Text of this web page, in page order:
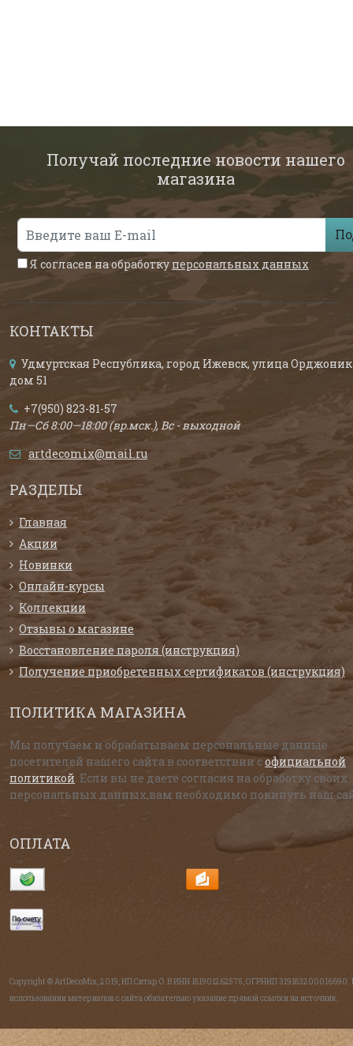
Получай последние новости нашего
магазина
Я согласен на обработку персональных данных
КОНТАКТЫ
Удмуртская Республика, город Ижевск, улица
дом 51
+7(950) 823-81-57
Пн—Сб 8:00—18:00 (вр.мск.), Вс - выходной
artdecomix@mail.ru
РАЗДЕЛЫ
Главная
Акции
Новинки
Онлайн-курсы
Коллекции
Отзывы о магазине
Восстановление пароля (инструкция)
Получение приобретенных сертификатов (инструкция)
ПОЛИТИКА МАГАЗИНА
Мы получаем и обрабатываем персональные данные
посетителей нашего сайта в соответствии софициальной
политикой . Если вы не даете согласия на обработку своих
персональных данных,вам необходимо покинуть наш
ОПЛАТА
Copyright © ArtDecoMix, 2019, ИП Ситар О.В ИНН 181901262575, ОГРНИП 319183200016690.
использовании материалов с сайта обязательно указание прямой ссылки на источник.